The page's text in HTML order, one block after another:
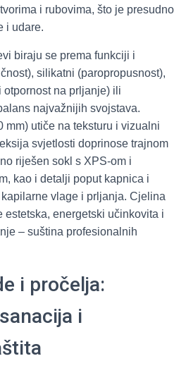
i rubovima, što je presudno
i udare.
biraju se prema funkciji i
silikatni (paropropusnost),
na prljanje) ili
najvažnijih svojstava.
mm) utiče na teksturu i vizualni
svjetlosti doprinose trajnom
riješen sokl s XPS-om i
kao i detalji poput kapnica i
vlage i prljanja. Cjelina
estetska, energetski učinkovita i
– suština profesionalnih
i pročelja:
i